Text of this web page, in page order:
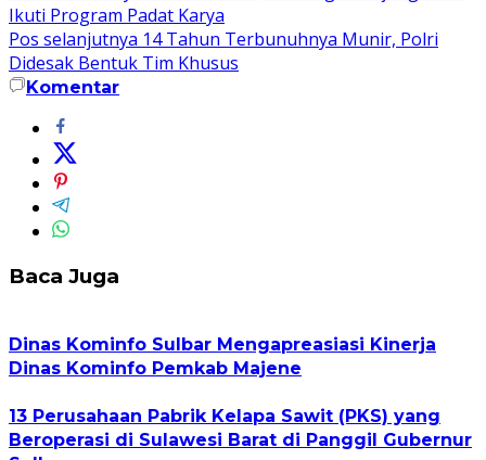
pos
Ikuti Program Padat Karya
Pos selanjutnya 14 Tahun Terbunuhnya Munir, Polri
Didesak Bentuk Tim Khusus
Komentar
Baca Juga
Dinas Kominfo Sulbar Mengapreasiasi Kinerja
Dinas Kominfo Pemkab Majene
13 Perusahaan Pabrik Kelapa Sawit (PKS) yang
Beroperasi di Sulawesi Barat di Panggil Gubernur